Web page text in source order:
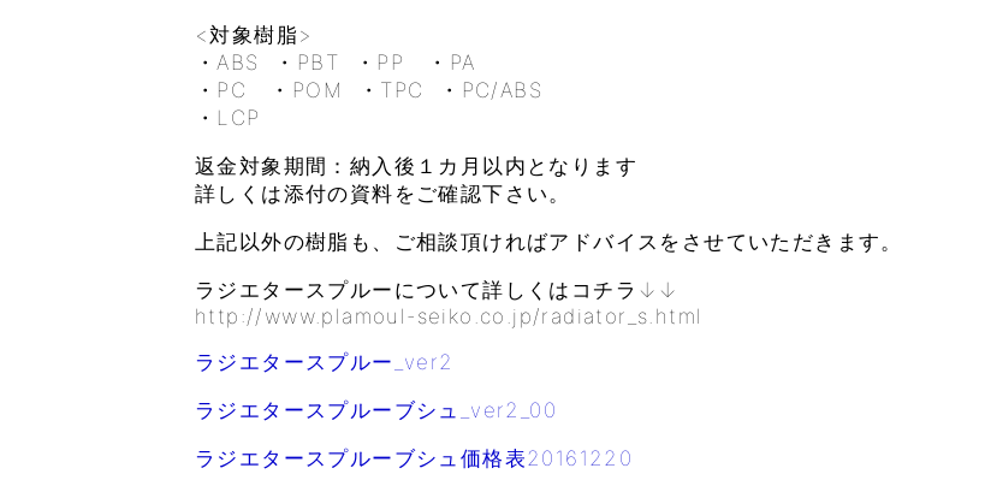
<対象樹脂>
・ABS ・PBT ・PP ・PA
・PC ・POM ・TPC ・PC/ABS
・LCP
返金対象期間：納入後１カ月以内となります
詳しくは添付の資料をご確認下さい。
上記以外の樹脂も、ご相談頂ければアドバイスをさせていただきます。
ラジエタースプルーについて詳しくはコチラ↓↓
http://www.plamoul-seiko.co.jp/radiator_s.html
ラジエタースプルー_ver2
ラジエタースプルーブシュ_ver2_00
ラジエタースプルーブシュ価格表20161220